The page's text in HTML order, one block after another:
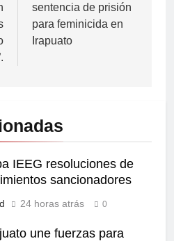
sentencia de prisión
para feminicida en
Irapuato
IEEG resoluciones de
sancionadores
24 horas atrás 0
une fuerzas para